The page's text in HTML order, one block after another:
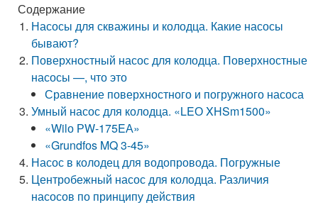
Содержание
Насосы для скважины и колодца. Какие насосы
бывают?
Поверхностный насос для колодца. Поверхностные
насосы —, что это
Сравнение поверхностного и погружного насоса
Умный насос для колодца. «LEО XHSm1500»
«Wilо РW-175EА»
«Grundfоs MQ 3-45»
Насос в колодец для водопровода. Погружные
Центробежный насос для колодца. Различия
насосов по принципу действия